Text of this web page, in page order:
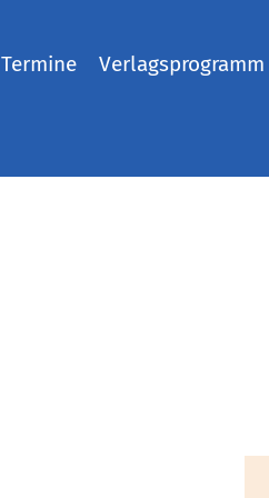
Termine
Verlagsprogramm